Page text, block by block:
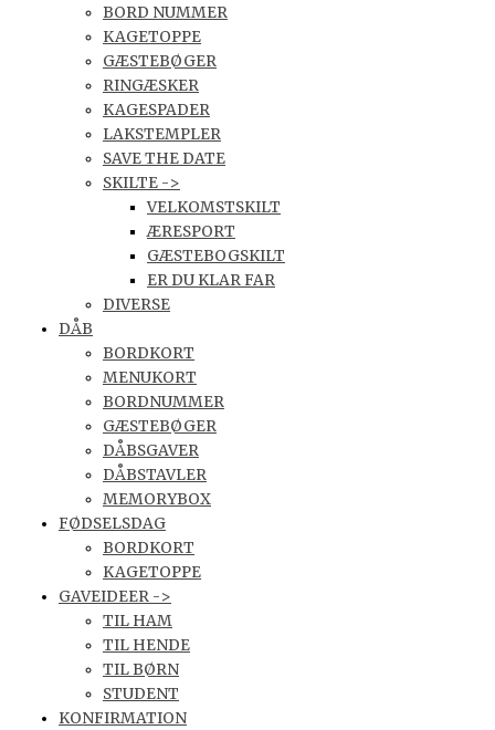
BORD NUMMER
KAGETOPPE
GÆSTEBØGER
RINGÆSKER
KAGESPADER
LAKSTEMPLER
SAVE THE DATE
SKILTE ->
VELKOMSTSKILT
ÆRESPORT
GÆSTEBOGSKILT
ER DU KLAR FAR
DIVERSE
DÅB
BORDKORT
MENUKORT
BORDNUMMER
GÆSTEBØGER
DÅBSGAVER
DÅBSTAVLER
MEMORYBOX
FØDSELSDAG
BORDKORT
KAGETOPPE
GAVEIDEER ->
TIL HAM
TIL HENDE
TIL BØRN
STUDENT
KONFIRMATION